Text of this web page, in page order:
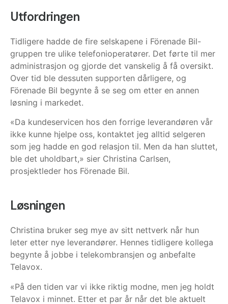
Utfordringen
Tidligere hadde de fire selskapene i Förenade Bil-
gruppen tre ulike telefonioperatører. Det førte til mer
administrasjon og gjorde det vanskelig å få oversikt.
Over tid ble dessuten supporten dårligere, og
Förenade Bil begynte å se seg om etter en annen
løsning i markedet.
«Da kundeservicen hos den forrige leverandøren vår
ikke kunne hjelpe oss, kontaktet jeg alltid selgeren
som jeg hadde en god relasjon til. Men da han sluttet,
ble det uholdbart,» sier Christina Carlsen,
prosjektleder hos Förenade Bil.
Løsningen
Christina bruker seg mye av sitt nettverk når hun
leter etter nye leverandører. Hennes tidligere kollega
begynte å jobbe i telekombransjen og anbefalte
Telavox.
«På den tiden var vi ikke riktig modne, men jeg holdt
Telavox i minnet. Etter et par år når det ble aktuelt